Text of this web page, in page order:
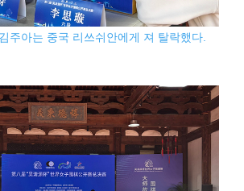
주아는 중국 리쓰쉬안에게 져 탈락했다.